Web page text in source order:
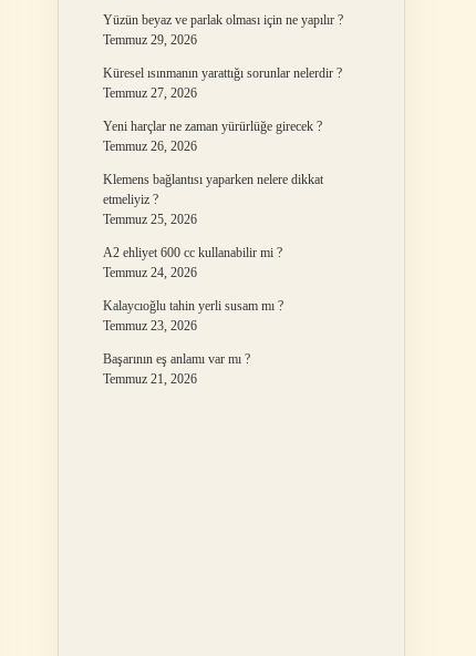
Yüzün beyaz ve parlak olması için ne yapılır ?
Temmuz 29, 2026
Küresel ısınmanın yarattığı sorunlar nelerdir ?
Temmuz 27, 2026
Yeni harçlar ne zaman yürürlüğe girecek ?
Temmuz 26, 2026
Klemens bağlantısı yaparken nelere dikkat
etmeliyiz ?
Temmuz 25, 2026
A2 ehliyet 600 cc kullanabilir mi ?
Temmuz 24, 2026
Kalaycıoğlu tahin yerli susam mı ?
Temmuz 23, 2026
Başarının eş anlamı var mı ?
Temmuz 21, 2026